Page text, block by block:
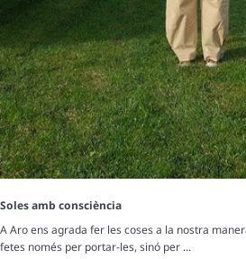
Soles amb consciència
A Aro ens agrada fer les coses a la nostra
fetes només per portar-les, sinó per ...